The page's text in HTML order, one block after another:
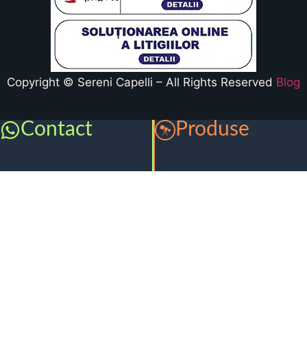
Copyright © Sereni Capelli – All Rights Reserved Blog
Contact Produse